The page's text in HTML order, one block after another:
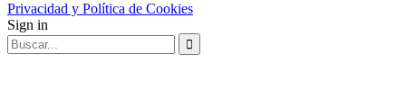
Privacidad y Política de Cookies
Sign in